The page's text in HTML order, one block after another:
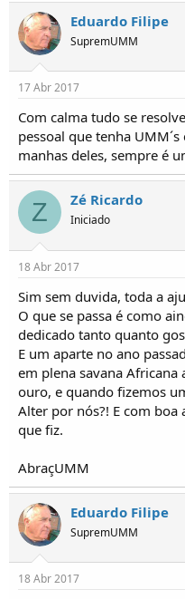
Eduardo Filipe
SupremUMM
17 Abr 2017
Com calma tudo se
pessoal que tenha
manhas deles, sempre é
Z Zé Ricardo
Iniciado
18 Abr 2017
Sim sem duvida, toda a
O que se passa é como
dedicado tanto quanto
E um aparte no ano
em plena savana
ouro, e quando fizemos
Alter por nós?! E com
que fiz.
AbraçUMM
Eduardo Filipe
SupremUMM
18 Abr 2017